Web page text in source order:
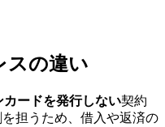
スの違い
ードを発行しない契約
担うため、借入や返済の